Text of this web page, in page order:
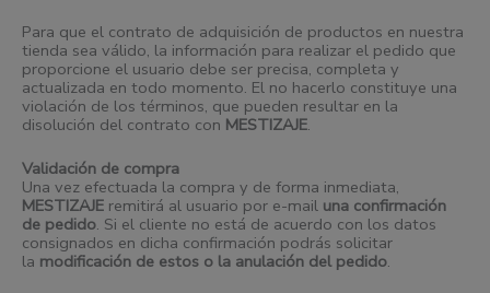
Para que el contrato de adquisición de productos en nuestra
tienda sea válido, la información para realizar el pedido que
proporcione el usuario debe ser precisa, completa y
actualizada en todo momento. El no hacerlo constituye una
violación de los términos, que pueden resultar en la
disolución del contrato con MESTIZAJE.
Validación de compra
Una vez efectuada la compra y de forma inmediata,
MESTIZAJE remitirá al usuario por e-mail una confirmación
de pedido. Si el cliente no está de acuerdo con los datos
consignados en dicha confirmación podrás solicitar
la modificación de estos o la anulación del pedido.